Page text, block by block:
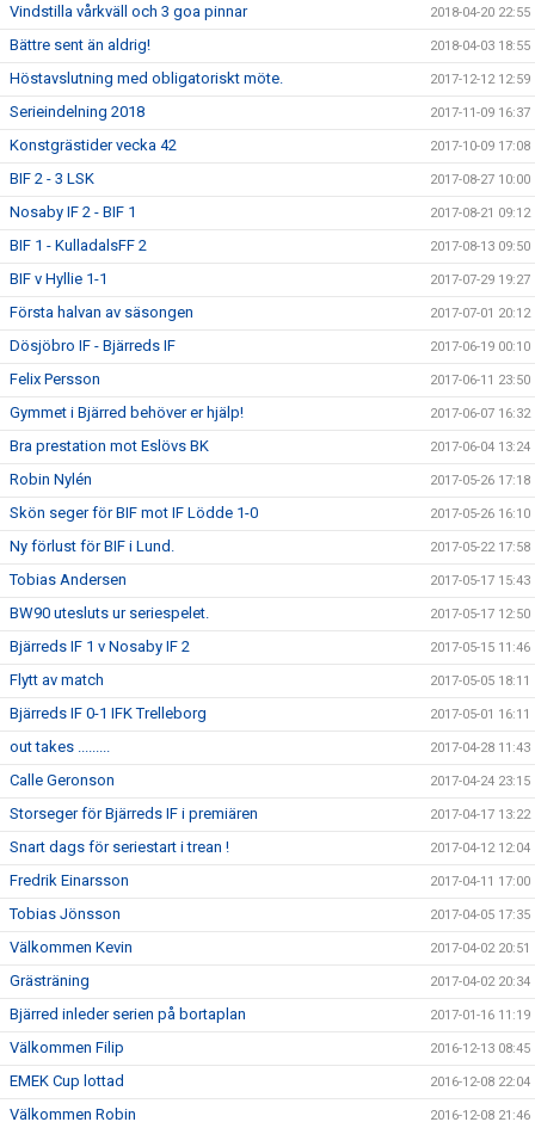
Vindstilla vårkväll och 3 goa pinnar 2018-04-20 22:55
Bättre sent än aldrig! 2018-04-03 18:55
Höstavslutning med obligatoriskt möte. 2017-12-12 12:59
Serieindelning 2018 2017-11-09 16:37
Konstgrästider vecka 42 2017-10-09 17:08
BIF 2 - 3 LSK 2017-08-27 10:00
Nosaby IF 2 - BIF 1 2017-08-21 09:12
BIF 1 - KulladalsFF 2 2017-08-13 09:50
BIF v Hyllie 1-1 2017-07-29 19:27
Första halvan av säsongen 2017-07-01 20:12
Dösjöbro IF - Bjärreds IF 2017-06-19 00:10
Felix Persson 2017-06-11 23:50
Gymmet i Bjärred behöver er hjälp! 2017-06-07 16:32
Bra prestation mot Eslövs BK 2017-06-04 13:24
Robin Nylén 2017-05-26 17:18
Skön seger för BIF mot IF Lödde 1-0 2017-05-26 16:10
Ny förlust för BIF i Lund. 2017-05-22 17:58
Tobias Andersen 2017-05-17 15:43
BW90 utesluts ur seriespelet. 2017-05-17 12:50
Bjärreds IF 1 v Nosaby IF 2 2017-05-15 11:46
Flytt av match 2017-05-05 18:11
Bjärreds IF 0-1 IFK Trelleborg 2017-05-01 16:11
out takes ......... 2017-04-28 11:43
Calle Geronson 2017-04-24 23:15
Storseger för Bjärreds IF i premiären 2017-04-17 13:22
Snart dags för seriestart i trean ! 2017-04-12 12:04
Fredrik Einarsson 2017-04-11 17:00
Tobias Jönsson 2017-04-05 17:35
Välkommen Kevin 2017-04-02 20:51
Grästräning 2017-04-02 20:34
Bjärred inleder serien på bortaplan 2017-01-16 11:19
Välkommen Filip 2016-12-13 08:45
EMEK Cup lottad 2016-12-08 22:04
Välkommen Robin 2016-12-08 21:46